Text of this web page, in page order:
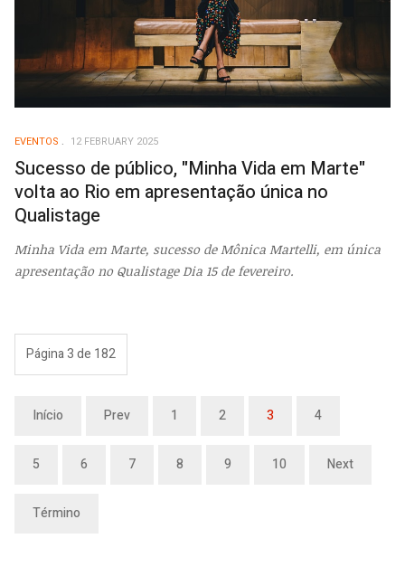
EVENTOS 12 FEBRUARY 2025
Sucesso de público, "Minha Vida em Marte"
volta ao Rio em apresentação única no
Qualistage
Minha Vida em Marte, sucesso de Mônica Martelli, em única
apresentação no Qualistage Dia 15 de fevereiro.
Página 3 de 182
Início Prev 1 2 3 4
5 6 7 8 9 10 Next
Término